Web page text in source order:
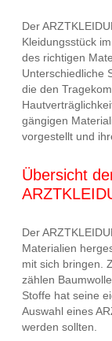
Der
Kleidungsstück
des richtigen
Unterschiedliche
die den
gängigen
vorgestellt und
Übersicht
Der
Materialien
mit sich bringen.
zählen
Stoffe hat seine
Auswahl eines
werden sollten.